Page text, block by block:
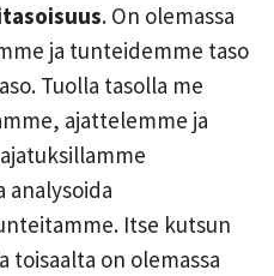
. On olemassa
ja tunteidemme taso
Tuolla tasolla me
ajattelemme ja
analysoida
Itse kutsun
toisaalta on olemassa